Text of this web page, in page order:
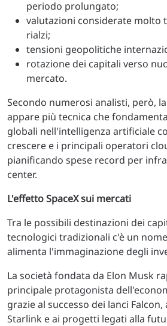
periodo prolungato;
valutazioni considerate molto
rialzi;
tensioni geopolitiche
rotazione dei capitali verso
mercato.
Secondo numerosi analisti, però,
appare più tecnica che
globali nell'intelligenza artificiale
crescere e i principali operatori
pianificando spese record per
center.
L'effetto SpaceX sui mercati
Tra le possibili destinazioni dei
tecnologici tradizionali c'è un
alimenta l'immaginazione degli
La società fondata da Elon Musk
principale protagonista
grazie al successo dei lanci
Starlink e ai progetti legati alla